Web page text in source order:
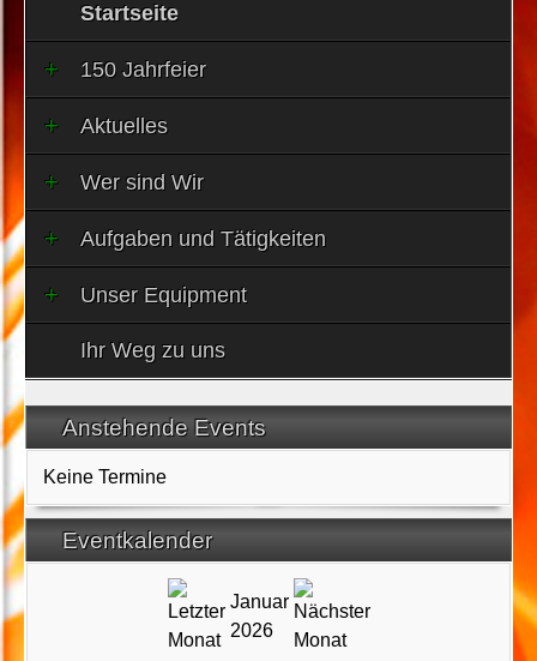
Startseite
150 Jahrfeier
Aktuelles
Wer sind Wir
Aufgaben und Tätigkeiten
Unser Equipment
Ihr Weg zu uns
Anstehende Events
Keine Termine
Eventkalender
Januar
2026